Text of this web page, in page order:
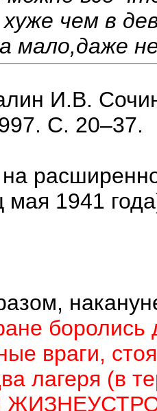
хуже чем в
мало,даже
И.В.
С. 20–37.
1941
враги,
лагеря (в